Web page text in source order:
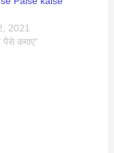
2021
कमाए"